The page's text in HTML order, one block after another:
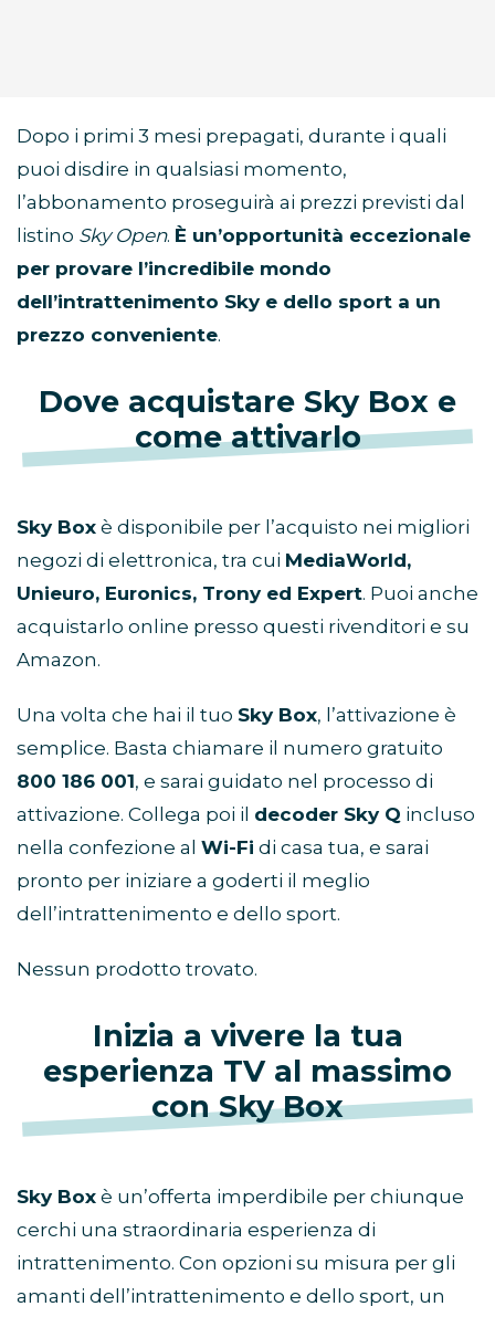
Dopo i primi 3 mesi prepagati, durante i quali
puoi disdire in qualsiasi momento,
l’abbonamento proseguirà ai prezzi previsti dal
listino Sky Open. È un’opportunità eccezionale
per provare l’incredibile mondo
dell’intrattenimento Sky e dello sport a un
prezzo conveniente.
Dove acquistare Sky Box e
come attivarlo
Sky Box è disponibile per l’acquisto nei migliori
negozi di elettronica, tra cui MediaWorld,
Unieuro, Euronics, Trony ed Expert. Puoi anche
acquistarlo online presso questi rivenditori e su
Amazon.
Una volta che hai il tuo Sky Box, l’attivazione è
semplice. Basta chiamare il numero gratuito
800 186 001, e sarai guidato nel processo di
attivazione. Collega poi il decoder Sky Q incluso
nella confezione al Wi-Fi di casa tua, e sarai
pronto per iniziare a goderti il meglio
dell’intrattenimento e dello sport.
Nessun prodotto trovato.
Inizia a vivere la tua
esperienza TV al massimo
con Sky Box
Sky Box è un’offerta imperdibile per chiunque
cerchi una straordinaria esperienza di
intrattenimento. Con opzioni su misura per gli
amanti dell’intrattenimento e dello sport, un